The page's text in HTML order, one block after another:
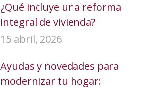
¿Qué incluye una reforma
integral de vivienda?
15 abril, 2026
Ayudas y novedades para
modernizar tu hogar: